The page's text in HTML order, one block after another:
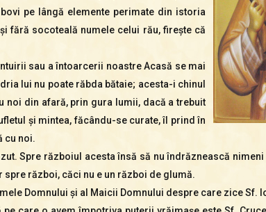
pe lângă elemente perimate din istoria
fără socoteală numele celui rău, fireşte că
sau a întoarcerii noastre Acasă se mai
lui nu poate răbda bătaie; acesta-i chinul
noi din afară, prin gura lumii, dacă a trebuit
şi mintea, făcându-se curate, îl prind în
cu noi.
Spre războiul acesta însă să nu îndrăznească
război, căci nu e un război de glumă.
Domnului şi al Maicii Domnului despre care zice Sf.